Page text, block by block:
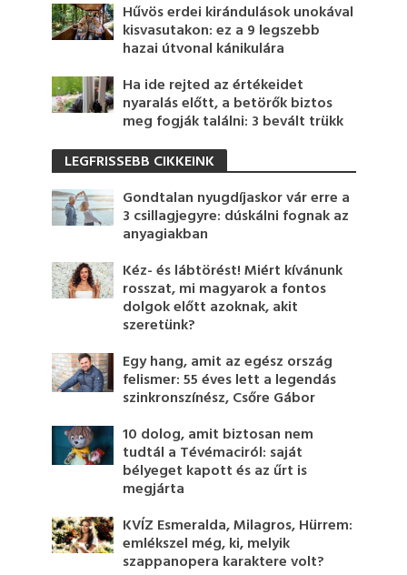
Hűvös erdei kirándulások unokával
kisvasutakon: ez a 9 legszebb
hazai útvonal kánikulára
Ha ide rejted az értékeidet
nyaralás előtt, a betörők biztos
meg fogják találni: 3 bevált trükk
LEGFRISSEBB CIKKEINK
Gondtalan nyugdíjaskor vár erre a
3 csillagjegyre: dúskálni fognak az
anyagiakban
Kéz- és lábtörést! Miért kívánunk
rosszat, mi magyarok a fontos
dolgok előtt azoknak, akit
szeretünk?
Egy hang, amit az egész ország
felismer: 55 éves lett a legendás
szinkronszínész, Csőre Gábor
10 dolog, amit biztosan nem
tudtál a Tévémaciról: saját
bélyeget kapott és az űrt is
megjárta
KVÍZ Esmeralda, Milagros, Hürrem:
emlékszel még, ki, melyik
szappanopera karaktere volt?